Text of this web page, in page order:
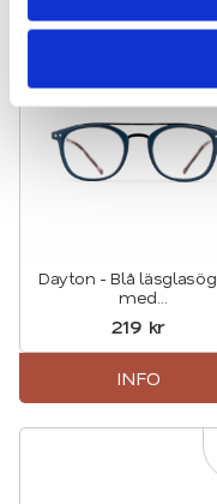
Dayton - Blå
med
sköldpaddsmönstrade
skalmar
219 kr
INFO